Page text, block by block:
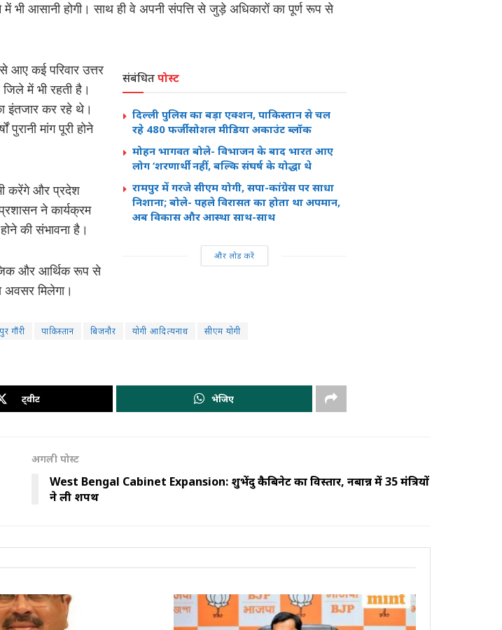
भी आसानी होगी। साथ ही वे अपनी संपत्ति से जुड़े अधिकारों का पूर्ण रूप से
संबंधितपोस्ट
दिल्ली पुलिस का बड़ा एक्शन, पाकिस्तान से चल
रहे 480 फर्जी सोशल मीडिया अकाउंट ब्लॉक
मोहन भागवत बोले- विभाजन के बाद भारत आए
लोग ‘शरणार्थी’ नहीं, बल्कि संघर्ष के योद्धा थे
रामपुर में गरजे सीएम योगी, सपा-कांग्रेस पर साधा
निशाना; बोले- पहले विरासत का होता था अपमान,
अब विकास और आस्था साथ-साथ
और लोड करें
आए कई परिवार उत्तर
में भी रहती है।
इंतजार कर रहे थे।
पुरानी मांग पूरी होने
भी करेंगे और प्रदेश
ने कार्यक्रम
की संभावना है।
और आर्थिक रूप से
मिलेगा।
गौंरी पाकिस्तान बिजनौर योगी आदित्यनाथ सीएम योगी
ट्वीट भेजिए
अगली पोस्ट
West Bengal Cabinet Expansion: शुभेंदु कैबिनेट का विस्तार, नबान्न में 35 मंत्रियों
ने ली शपथ